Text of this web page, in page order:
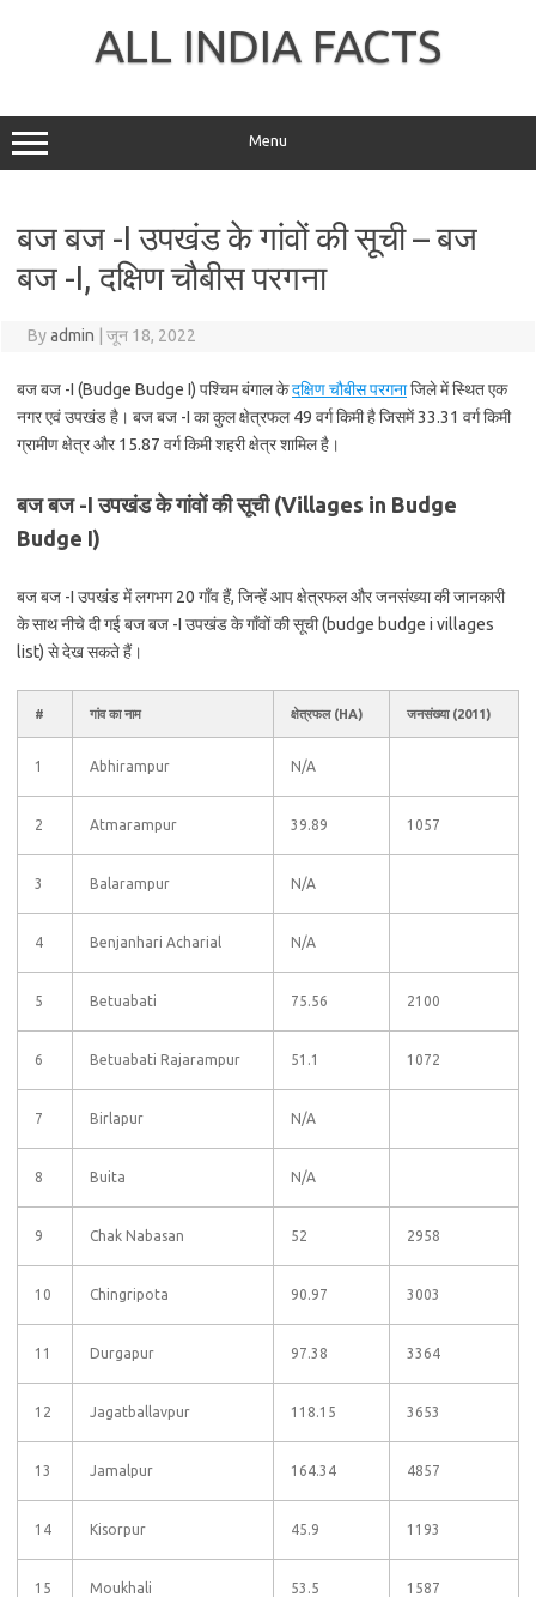
ALL INDIA FACTS
Menu
बज बज -I उपखंड के गांवों की सूची – बज
बज -I, दक्षिण चौबीस परगना
Byadmin जून 18, 2022
बज बज -I (Budge Budge I) पश्चिम बंगाल केदक्षिण चौबीस परगनाजिले में स्थित एक
नगर एवं उपखंड है। बज बज -I का कुल क्षेत्रफल 49 वर्ग किमी है जिसमें 33.31 वर्ग किमी
ग्रामीण क्षेत्र और 15.87 वर्ग किमी शहरी क्षेत्र शामिल है।
बज बज -I उपखंड के गांवों की सूची (Villages in Budge
Budge I)
बज बज -I उपखंड में लगभग 20 गाँव हैं, जिन्हें आप क्षेत्रफल और जनसंख्या की जानकारी
के साथ नीचे दी गई बज बज -I उपखंड के गाँवों की सूची (budge budge i villages
list) से देख सकते हैं।
# गांव का नाम क्षेत्रफल (HA) जनसंख्या (2011)
1 Abhirampur N/A
2 Atmarampur 39.89 1057
3 Balarampur N/A
4 Benjanhari Acharial N/A
5 Betuabati 75.56 2100
6 Betuabati Rajarampur 51.1 1072
7 Birlapur N/A
8 Buita N/A
9 Chak Nabasan 52 2958
10 Chingripota 90.97 3003
11 Durgapur 97.38 3364
12 Jagatballavpur 118.15 3653
13 Jamalpur 164.34 4857
14 Kisorpur 45.9 1193
15 Moukhali 53.5 1587